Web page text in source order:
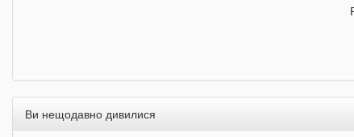
Ви нещодавно дивилися